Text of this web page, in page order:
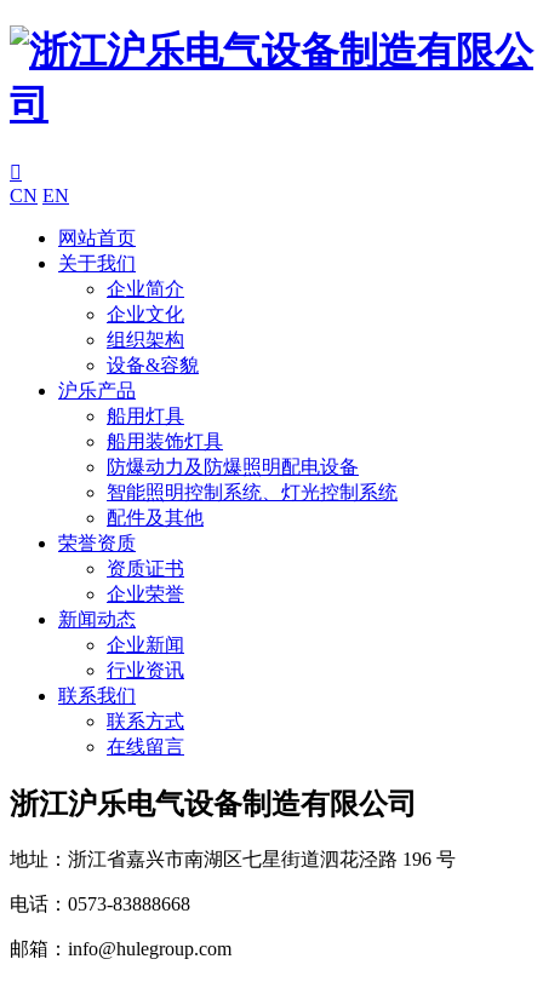

CN EN
网站首页
关于我们
企业简介
企业文化
组织架构
设备&容貌
沪乐产品
船用灯具
船用装饰灯具
防爆动力及防爆照明配电设备
智能照明控制系统、灯光控制系统
配件及其他
荣誉资质
资质证书
企业荣誉
新闻动态
企业新闻
行业资讯
联系我们
联系方式
在线留言
浙江沪乐电气设备制造有限公司
地址：浙江省嘉兴市南湖区七星街道泗花泾路 196 号
电话：0573-83888668
邮箱：info@hulegroup.com